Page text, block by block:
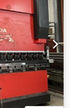
de
Si busca
la
tenemos a la
obtener más
mm • Recorrido
X1, X2, R1,
Aixjkr •
A • Número de
ruido: